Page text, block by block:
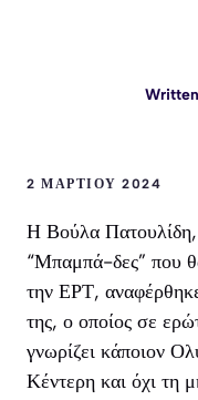
2 ΜΑΡΤΊΟΥ 2024
Η Βούλα
“Μπαμπά-δες” που
την ΕΡΤ,
της, ο οποίος σε
γνωρίζει κάποιον
Κέντερη και όχι τη